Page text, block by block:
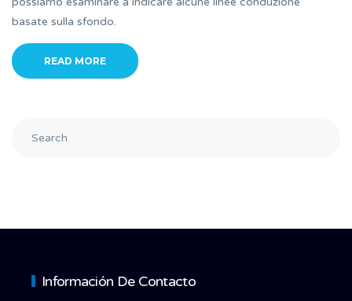
basate sulla sfondo.
READ MORE
Información De Contacto